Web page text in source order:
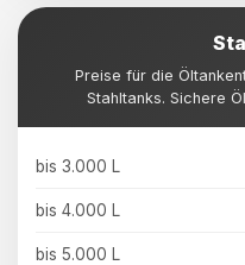
Preise für die
Stahltanks. Sichere
bis 3.000 L
bis 4.000 L
bis 5.000 L